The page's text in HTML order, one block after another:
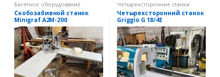
Багетное оборудование
Скобозабивной станок
Minigraf A2M-200
Четырехсторонние станки
Четырехсторонний станок
Griggio G 18/4E